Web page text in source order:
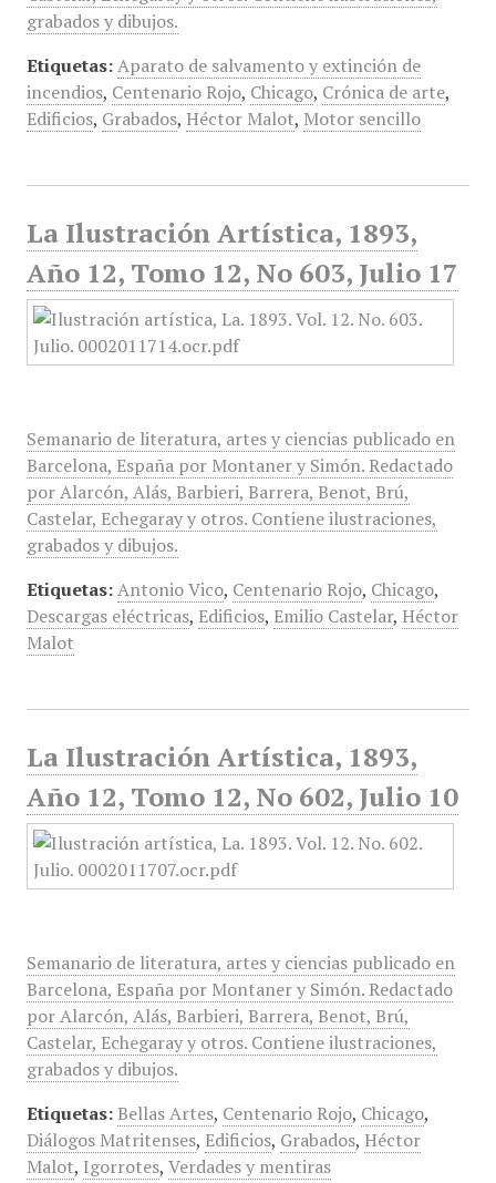
grabados y dibujos.
Etiquetas: Aparato de salvamento y extinción de
incendios, Centenario Rojo, Chicago, Crónica de arte,
Edificios, Grabados, Héctor Malot, Motor sencillo
La Ilustración Artística, 1893,
Año 12, Tomo 12, No 603, Julio 17
Semanario de literatura, artes y ciencias publicado en
Barcelona, España por Montaner y Simón. Redactado
por Alarcón, Alás, Barbieri, Barrera, Benot, Brú,
Castelar, Echegaray y otros. Contiene ilustraciones,
grabados y dibujos.
Etiquetas: Antonio Vico, Centenario Rojo, Chicago,
Descargas eléctricas, Edificios, Emilio Castelar, Héctor
Malot
La Ilustración Artística, 1893,
Año 12, Tomo 12, No 602, Julio 10
Semanario de literatura, artes y ciencias publicado en
Barcelona, España por Montaner y Simón. Redactado
por Alarcón, Alás, Barbieri, Barrera, Benot, Brú,
Castelar, Echegaray y otros. Contiene ilustraciones,
grabados y dibujos.
Etiquetas: Bellas Artes, Centenario Rojo, Chicago,
Diálogos Matritenses, Edificios, Grabados, Héctor
Malot, Igorrotes, Verdades y mentiras